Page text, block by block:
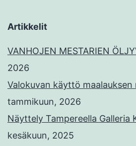
Artikkelit
VANHOJEN MESTARIEN
2026
Valokuvan käyttö maalauksen
tammikuun, 2026
Näyttely Tampereella Galleria
kesäkuun, 2025